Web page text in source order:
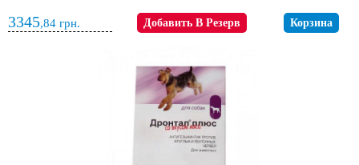
3345,84 грн. Добавить В Резерв Корзина